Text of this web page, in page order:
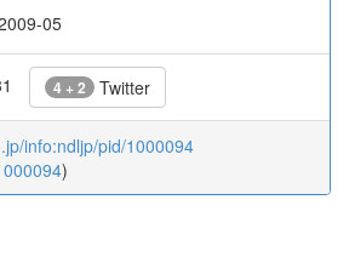
05
4 + 2 Twitter
info:ndljp/pid/1000094
)